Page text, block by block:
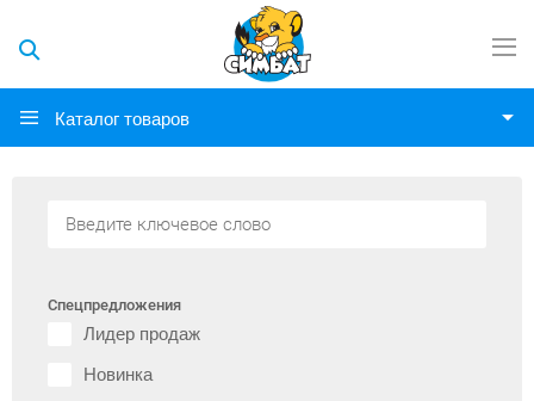
Каталог товаров
Спецпредложения
Лидер продаж
Новинка